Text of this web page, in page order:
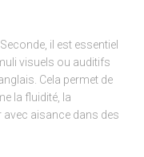
il est essentiel
visuels ou auditifs
Cela permet de
la fluidité, la
avec aisance dans des